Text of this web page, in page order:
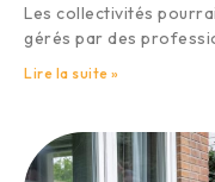
Les collectivités
gérés par des
Lire la suite »